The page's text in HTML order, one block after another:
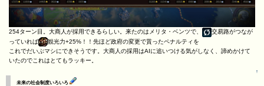
254ターン目。大商人が採用できるらしい。来たのはメリタ・ベンツで、
交易路がつなが
っていれば
観光力+25%！！先ほど政府の変更で貰ったペナルティを
これでだいぶマシにできそうです。大商人の採用はAIに追いつける気がしなく、諦めかけて
いたのでこれはとてもラッキー。
↑
未来の社会制度いろいろ